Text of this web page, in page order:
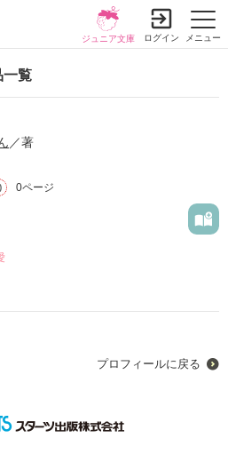
メニュー
ジュニア文庫 ログイン
一覧
／著
0ページ
と思いますがお付き合いくださる
プロフィールに戻る